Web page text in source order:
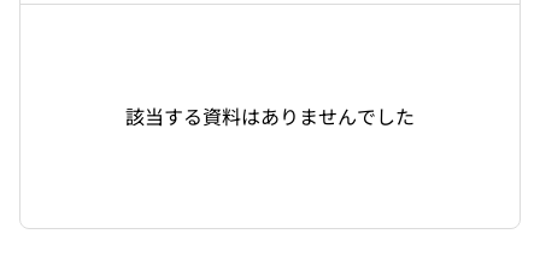
該当する資料はありませんでした